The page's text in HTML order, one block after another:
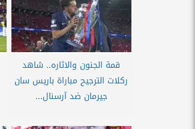
قمة الجنون والاثاره.. شاهد
ركلات الترجيح مباراة باريس سان
جيرمان ضد آرسنال...